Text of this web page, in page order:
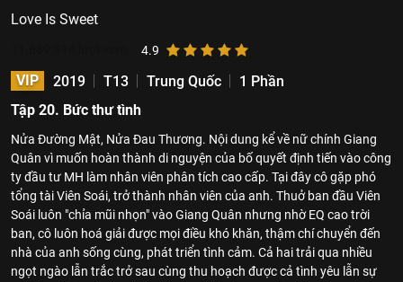
Love Is Sweet
4.9
VIP 2019 T13 Trung Quốc
1 Phần
Tập 20. Bức thư tình
Nửa Đường Mật, Nửa Đau Thương. Nội dung kể về nữ chính Giang
Quân vì muốn hoàn thành di nguyện của bố quyết định tiến vào công
ty đầu tư MH làm nhân viên phân tích cao cấp. Tại đây cô gặp phó
tổng tài Viên Soái, trở thành nhân viên của anh. Thuở ban đầu Viên
Soái luôn "chỉa mũi nhọn" vào Giang Quân nhưng nhờ EQ cao trời
ban, cô luôn hoá giải được mọi điều khó khăn, thậm chí chuyển đến
nhà của anh sống cùng, phát triển tình cảm. Cả hai trải qua nhiều
ngọt ngào lẫn trắc trở sau cùng thu hoạch được cả tình yêu lẫn sự